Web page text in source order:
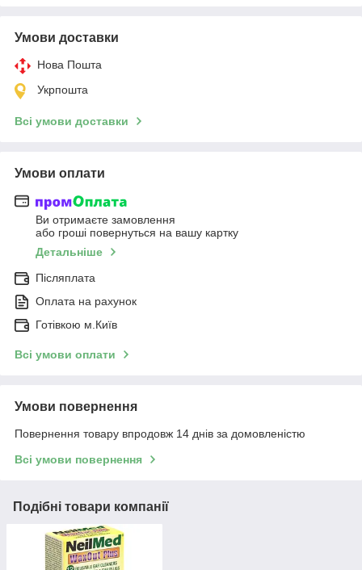
Умови доставки
Нова Пошта
Укрпошта
Всі умови доставки
Умови оплати
Ви отримаєте замовлення
або гроші повернуться на вашу картку
Детальніше
Післяплата
Оплата на рахунок
Готівкою м.Київ
Всі умови оплати
Умови повернення
Повернення товару впродовж 14 днів за домовленістю
Всі умови повернення
Подібні товари компанії